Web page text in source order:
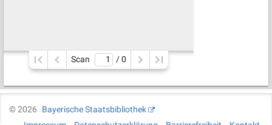
Scan / 0
©2026
Bayerische Staatsbibliothek